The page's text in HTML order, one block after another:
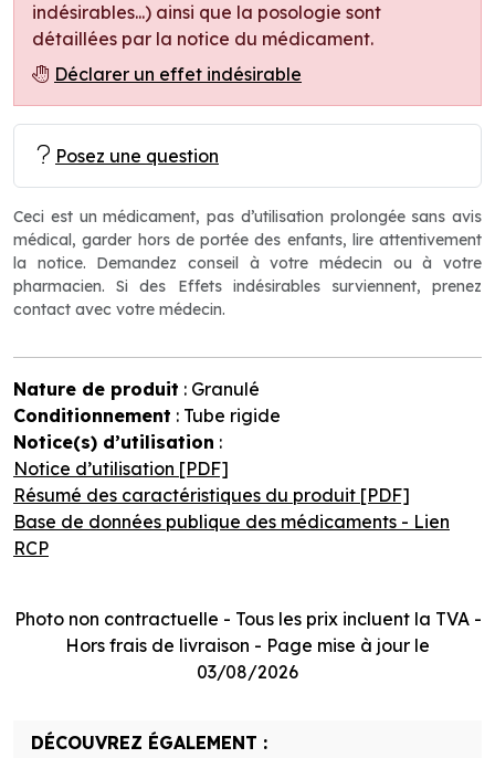
indésirables...) ainsi que la posologie sont
détaillées par la notice du médicament.
Déclarer un effet indésirable
Posez une question
Ceci est un médicament, pas d’utilisation prolongée sans avis
médical, garder hors de portée des enfants, lire attentivement
la notice. Demandez conseil à votre médecin ou à votre
pharmacien. Si des Effets indésirables surviennent, prenez
contact avec votre médecin.
Nature de produit : Granulé
Conditionnement : Tube rigide
Notice(s) d’utilisation :
Notice d’utilisation [PDF]
Résumé des caractéristiques du produit [PDF]
Base de données publique des médicaments - Lien
RCP
Photo non contractuelle - Tous les prix incluent la TVA -
Hors frais de livraison - Page mise à jour le
03/08/2026
DÉCOUVREZ ÉGALEMENT :